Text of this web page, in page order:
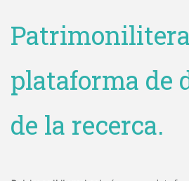
plataforma de
de la recerca.